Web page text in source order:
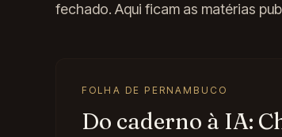
fechado. Aqui ficam as matérias
FOLHA DE PERNAMBUCO
Do caderno à IA: